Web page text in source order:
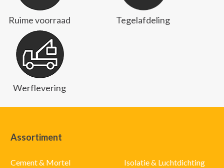
Ruime voorraad Tegelafdeling
Werflevering
Assortiment
Cement & Mortel
Isolatie & Luchtdichting